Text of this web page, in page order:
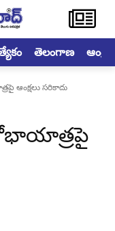
తెలంగాణ
ఆంక్షలు సరికాదు
శోభాయాత్రపై